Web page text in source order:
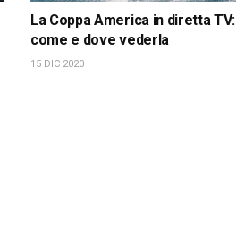
La Coppa America in diretta TV:
come e dove vederla
15 DIC 2020